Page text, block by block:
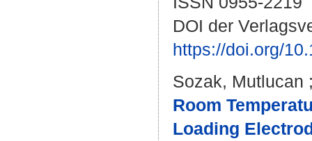
DOI der
https://doi.org/
Sozak, Mutlucan
Room
Loading